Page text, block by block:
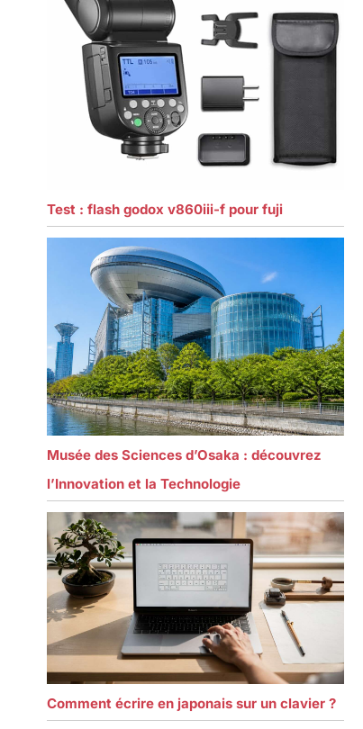
Test : flash godox v860iii-f pour fuji
Musée des Sciences d’Osaka : découvrez
l’Innovation et la Technologie
Comment écrire en japonais sur un clavier ?